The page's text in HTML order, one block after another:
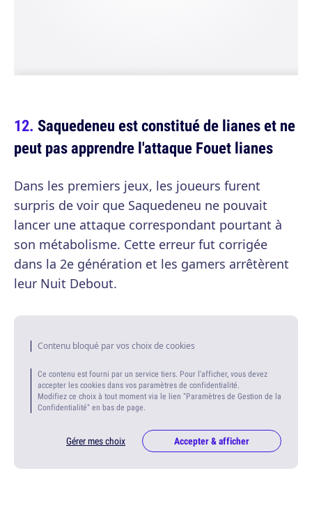
Saquedeneu est constitué de lianes et ne
peut pas apprendre l'attaque Fouet lianes
Dans les premiers jeux, les joueurs furent
surpris de voir que Saquedeneu ne pouvait
lancer une attaque correspondant pourtant à
son métabolisme. Cette erreur fut corrigée
dans la 2e génération et les gamers arrêtèrent
leur Nuit Debout.
Contenu bloqué par vos choix de cookies
Ce contenu est fourni par un service tiers. Pour l'afficher, vous devez
accepter les cookies dans vos paramètres de confidentialité.
Modifiez ce choix à tout moment via le lien "Paramètres de Gestion de la
Confidentialité" en bas de page.
Gérer mes choix Accepter & afficher